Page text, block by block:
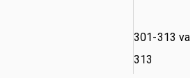
301-313
313